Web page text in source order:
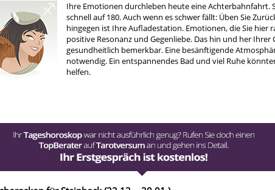
Ihre Emotionen durchleben heute eine Achterbahnfahrt.
schnell auf 180. Auch wenn es schwer fällt: Üben Sie
hingegen ist Ihre Aufladestation. Emotionen, die Sie hier
positive Resonanz und Gegenliebe. Das hin und her Ihrer
gesundheitlich bemerkbar. Eine besänftigende
notwendig. Ein entspannendes Bad und viel Ruhe
helfen.